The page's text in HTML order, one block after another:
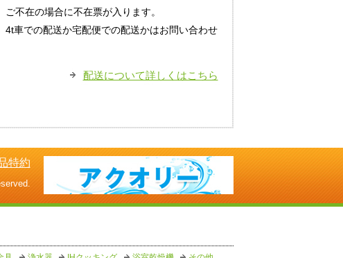
不在の場合に不在票が入ります。
4t車での配送か宅配便での配送かはお問い合わせ
配送について詳しくはこちら
特約